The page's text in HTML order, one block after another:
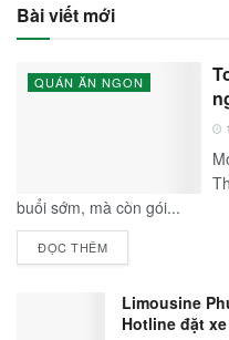
Bài viết mới
QUÁN ĂN NGON
buổi sớm, mà còn gói...
ĐỌC THÊM
Limousine
Hotline đặt